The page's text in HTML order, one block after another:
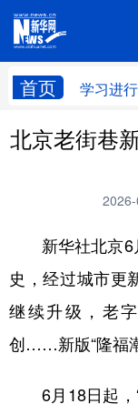
首页 学习进
学习进行时
科技
文化
食品
北京老街巷
新华社北京6
史，经过城市更
继续升级，老
创……新版“隆福潮
6月18日起，“